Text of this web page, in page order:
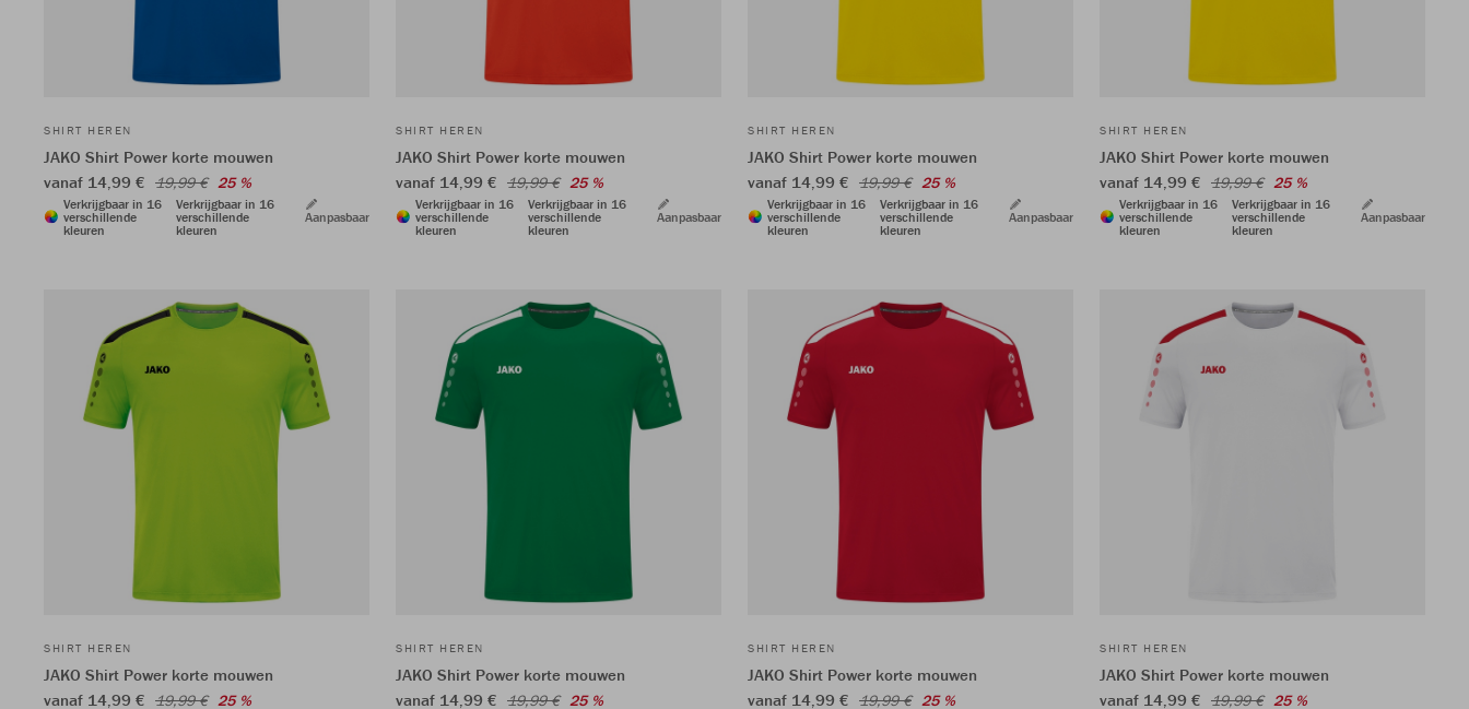
SHIRT HEREN
JAKO Shirt Power korte mouwen
vanaf 14,99 € 19,99 € 25 %
Verkrijgbaar in 16
verschillende
kleuren
Verkrijgbaar in 16
verschillende
kleuren
Aanpasbaar
SHIRT HEREN
JAKO Shirt Power korte mouwen
vanaf 14,99 € 19,99 € 25 %
Verkrijgbaar in 16
verschillende
kleuren
Verkrijgbaar in 16
verschillende
kleuren
Aanpasbaar
SHIRT HEREN
JAKO Shirt Power korte mouwen
vanaf 14,99 € 19,99 € 25 %
Verkrijgbaar in 16
verschillende
kleuren
Verkrijgbaar in 16
verschillende
kleuren
Aanpasbaar
SHIRT HEREN
JAKO Shirt Power korte mouwen
vanaf 14,99 € 19,99 € 25 %
Verkrijgbaar in 16
verschillende
kleuren
Verkrijgbaar in 16
verschillende
kleuren
Aanpasbaar
SHIRT HEREN
JAKO Shirt Power korte mouwen
vanaf 14,99 € 19,99 € 25 %
SHIRT HEREN
JAKO Shirt Power korte mouwen
vanaf 14,99 € 19,99 € 25 %
SHIRT HEREN
JAKO Shirt Power korte mouwen
vanaf 14,99 € 19,99 € 25 %
SHIRT HEREN
JAKO Shirt Power korte mouwen
vanaf 14,99 € 19,99 € 25 %